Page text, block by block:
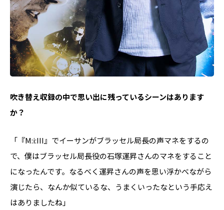
――吹き替え収録の中で思い出に残っているシーンはあります
か？
「『M:i:III』でイーサンがブラッセル局長の声マネをするの
で、僕はブラッセル局長役の石塚運昇さんのマネをすること
になったんです。なるべく運昇さんの声を思い浮かべながら
演じたら、なんか似ているな、うまくいったなという手応え
はありましたね」